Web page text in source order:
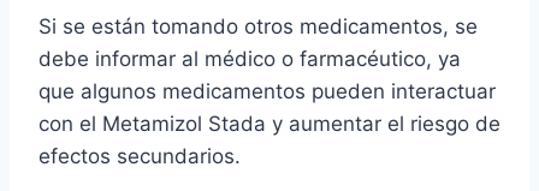
Si se están tomando otros medicamentos, se
debe informar al médico o farmacéutico, ya
que algunos medicamentos pueden interactuar
con el Metamizol Stada y aumentar el riesgo de
efectos secundarios.